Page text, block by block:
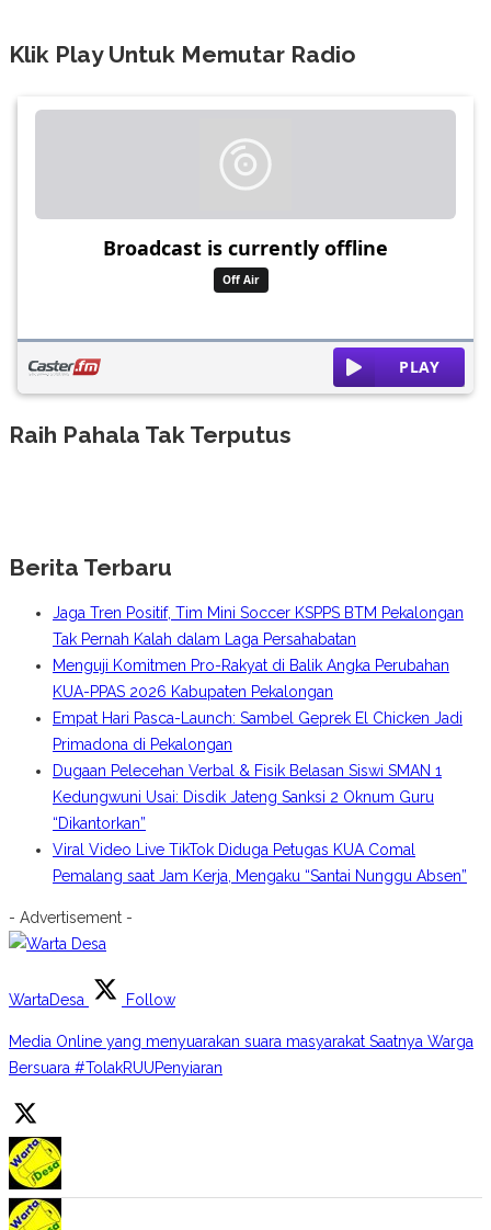
Klik Play Untuk Memutar Radio
Raih Pahala Tak Terputus
Berita Terbaru
Jaga Tren Positif, Tim Mini Soccer KSPPS BTM Pekalongan
Tak Pernah Kalah dalam Laga Persahabatan
Menguji Komitmen Pro-Rakyat di Balik Angka Perubahan
KUA-PPAS 2026 Kabupaten Pekalongan
Empat Hari Pasca-Launch: Sambel Geprek El Chicken Jadi
Primadona di Pekalongan
Dugaan Pelecehan Verbal & Fisik Belasan Siswi SMAN 1
Kedungwuni Usai: Disdik Jateng Sanksi 2 Oknum Guru
“Dikantorkan”
Viral Video Live TikTok Diduga Petugas KUA Comal
Pemalang saat Jam Kerja, Mengaku “Santai Nunggu Absen”
- Advertisement -
WartaDesa Follow
Media Online yang menyuarakan suara masyarakat Saatnya Warga
Bersuara #TolakRUUPenyiaran